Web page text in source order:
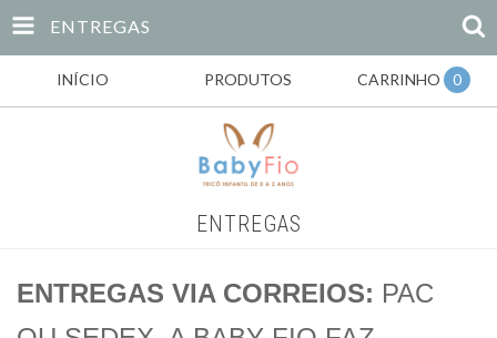
ENTREGAS
INÍCIO PRODUTOS CARRINHO 0
ENTREGAS
ENTREGAS VIA CORREIOS: PAC